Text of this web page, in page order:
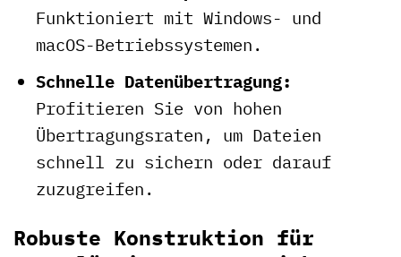
Funktioniert mit Windows- und
macOS-Betriebssystemen.
Schnelle Datenübertragung:
Profitieren Sie von hohen
Übertragungsraten, um Dateien
schnell zu sichern oder darauf
zuzugreifen.
Robuste Konstruktion für